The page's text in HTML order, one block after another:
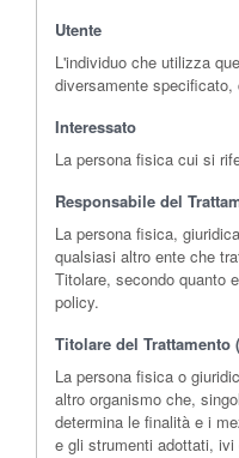
Utente
L'individuo che utilizza
diversamente
Interessato
La persona fisica cui si
Responsabile del
La persona fisica,
qualsiasi altro ente che
Titolare, secondo quanto
policy.
Titolare del Trattamento
La persona fisica o
altro organismo che,
determina le finalità e i
e gli strumenti adottati,